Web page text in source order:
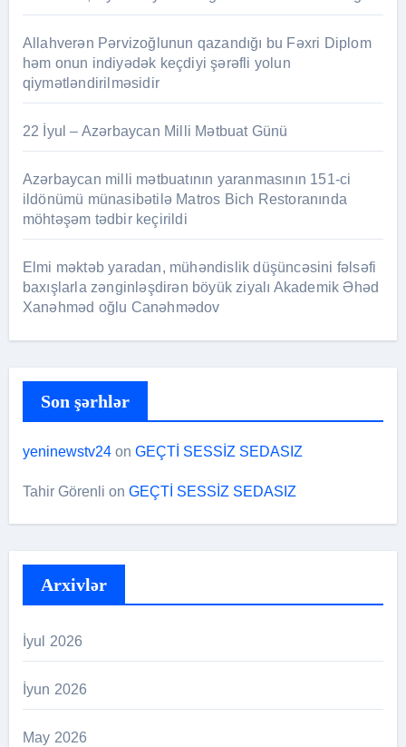
Allahverən Pərvizoğlunun qazandığı bu Fəxri Diplom
həm onun indiyədək keçdiyi şərəfli yolun
qiymətləndirilməsidir
22 İyul – Azərbaycan Milli Mətbuat Günü
Azərbaycan milli mətbuatının yaranmasının 151-ci
ildönümü münasibətilə Matros Bich Restoranında
möhtəşəm tədbir keçirildi
Elmi məktəb yaradan, mühəndislik düşüncəsini fəlsəfi
baxışlarla zənginləşdirən böyük ziyalı Akademik Əhəd
Xanəhməd oğlu Canəhmədov
Son şərhlər
yeninewstv24on GEÇTİ SESSİZ SEDASIZ
Tahir Görenli on GEÇTİ SESSİZ SEDASIZ
Arxivlər
İyul 2026
İyun 2026
May 2026